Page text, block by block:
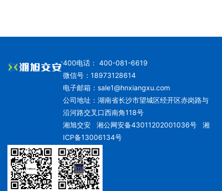
400电话： 400-081-6619
微信号：18973128614
电子邮箱： sale1@hnxiangxu.com
公司地址：湖南省长沙市望城区经开区赤岗路与
沿河路交叉口西南角118号
湘旭交安湘公网安备43011202001036号
湘
ICP备13006134号